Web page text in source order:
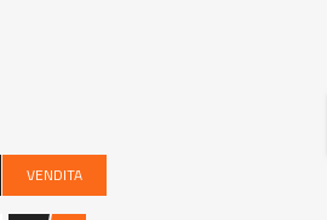
VENDITA